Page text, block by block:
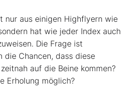
nur aus einigen Highflyern wie
hat wie jeder Index auch
Die Frage ist
die Chancen, dass diese
auf die Beine kommen?
Erholung möglich?